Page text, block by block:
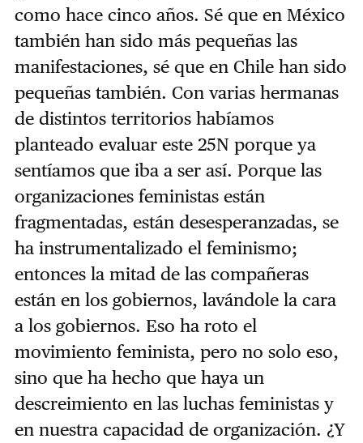
como hace cinco años. Sé que en México
también han sido más pequeñas las
manifestaciones, sé que en Chile han sido
pequeñas también. Con varias hermanas
de distintos territorios habíamos
planteado evaluar este 25N porque ya
sentíamos que iba a ser así. Porque las
organizaciones feministas están
fragmentadas, están desesperanzadas, se
ha instrumentalizado el feminismo;
entonces la mitad de las compañeras
están en los gobiernos, lavándole la cara
a los gobiernos. Eso ha roto el
movimiento feminista, pero no solo eso,
sino que ha hecho que haya un
descreimiento en las luchas feministas y
en nuestra capacidad de organización. ¿Y